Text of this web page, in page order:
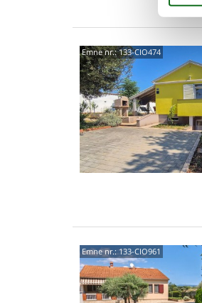
Emne nr.:133-CIO474
Emne nr.:133-CIO961